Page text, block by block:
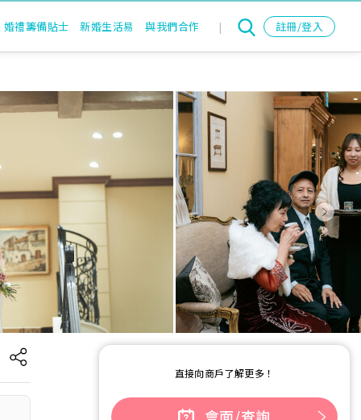
婚禮籌備貼士 新婚生活易 與我們合作 | 註冊/登入
直接向商戶了解更多！